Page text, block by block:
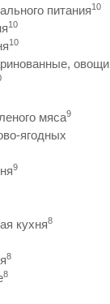
питания10
10
10
овощи
мяса9
ягодных
9
кухня8
8
8